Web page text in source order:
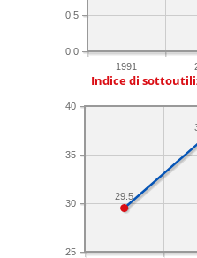
1991
0.0
0.5
Indice di
25
30
35
40
29.5